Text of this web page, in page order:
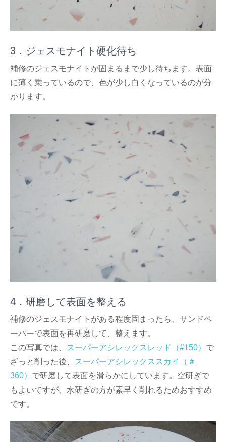
3．ジェスモナイト硬化待ち
補修のジェスモナイトが固まるまで少し待ちます。表面
に薄く乗っているので、色が少し白くなっているのが分
かります。
4．研磨して表面を整える
補修のジェスモナイトがある程度固まったら、サンドペ
ーパーで表面を再研磨して、整えます。
この写真では、
スーパーアシレックスレッド（#150） で
ざっと削った後、
スーパーアシレックススカイ（＃
360） で研磨して表面を滑らかにしています。空研ぎで
もよいですが、水研ぎの方が素早く削れるためおすすめ
です。